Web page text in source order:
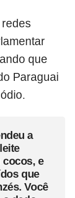
que
Paraguai
a
e
que
Você